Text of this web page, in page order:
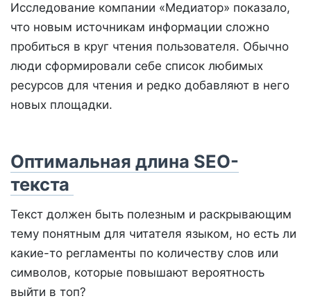
Исследование компании «Медиатор» показало,
что новым источникам информации сложно
пробиться в круг чтения пользователя. Обычно
люди сформировали себе список любимых
ресурсов для чтения и редко добавляют в него
новых площадки.
Оптимальная длина SEO-
текста
Текст должен быть полезным и раскрывающим
тему понятным для читателя языком, но есть ли
какие-то регламенты по количеству слов или
символов, которые повышают вероятность
выйти в топ?